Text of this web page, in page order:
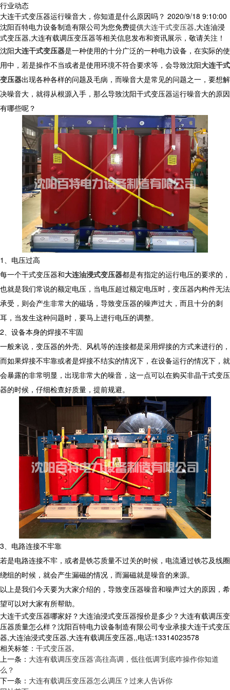
行业动态
大连干式变压器运行噪音大，你知道是什么原因吗？ 2020/9/18 9:10:00
沈阳百特电力设备制造有限公司为您免费提供大连干式变压器,大连油浸
式变压器,大连有载调压变压器等相关信息发布和资讯展示，敬请关注！
沈阳大连干式变压器是一种使用的十分广泛的一种电力设备，在实际的使
用中，若是操作不当或者是使用环境不符合要求等，会导致沈阳大连干式
变压器出现各种各样的问题及毛病，而噪音大是常见的问题之一，要想解
决噪音大，就得从根源入手，那么导致沈阳干式变压器运行噪音大的原因
有哪些呢？
1、电压过高
每一个干式变压器和大连油浸式变压器都是有指定的运行电压的要求的，
也就是我们常说的额定电压，当电压超过额定电压时，变压器内构件无法
承受，则会产生非常大的磁场，导致变压器的噪声过大，而且十分的刺
耳，当发生这种问题时，要马上进行电压的调整。
2、设备本身的焊接不牢固
一般来说，变压器的外壳、风机等的连接都是采用焊接的方式来进行的，
而如果焊接不牢靠或者是焊接不结实的情况下，在设备运行的情况下，就
会暴露的非常明显，出现非常大的噪音，这一点可以在购买非晶干式变压
器的时候，仔细检查好质量，提前规避。
3、电路连接不牢靠
若是电路连接不牢，或者是铁芯质量不过关的时候，电流通过铁芯及线圈
绕组的时候，就会产生漏磁的情况，而漏磁就是噪音的来源。
以上是我们今天要为大家介绍的，导致变压器噪音和噪声过大的原因，希
望可以对大家有所帮助。
大连干式变压器哪家好？大连油浸式变压器报价是多少？大连有载调压变
压器质量怎么样？沈阳百特电力设备制造有限公司专业承接大连干式变压
器,大连油浸式变压器,大连有载调压变压器,,电话:13314023578
相关标签： 干式变压器,
上一条： 大连有载调压变压器‘高往高调，低往低调’到底咋操作你知道
么？
下一条： 大连有载调压变压器怎么调压？过来人告诉你